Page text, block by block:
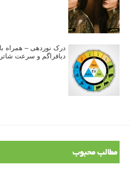
دیافراگم و سرعت شاتر
مطالب محبوب